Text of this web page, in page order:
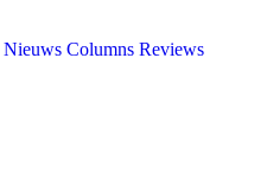
Nieuws Columns Reviews